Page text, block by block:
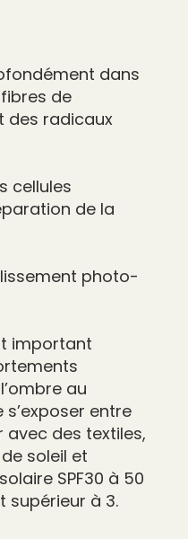
dans
de
des radicaux
cellules
de la
photo-
important
au
entre
avec des textiles,
soleil et
SPF30 à 50
supérieur à 3.